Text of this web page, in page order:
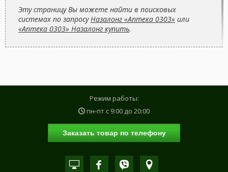
Эту страницу Вы можете найти в поисковых
системах по запросуНазалонг «Аптека 0303» или
«Аптека 0303» Назалонг купить.
Режим работы:
пн-пт с 9:00 до 20:00
Заказать товар по телефону